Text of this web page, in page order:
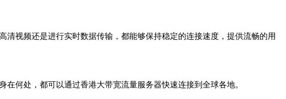
视频还是进行实时数据传输，都能够保持稳定的连接速度，提供流畅的用
何处，都可以通过香港大带宽流量服务器快速连接到全球各地。